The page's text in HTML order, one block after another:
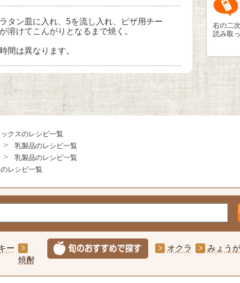
タン皿に入れ、5を流し入れ、ピザ用チー
溶けてこんがりとなるまで焼く。
間は異なります。
右の二
読み取
クスのレシピ一覧
乳製品のレシピ一覧
乳製品のレシピ一覧
レシピ一覧
ー
焼酎
オクラ みょうが